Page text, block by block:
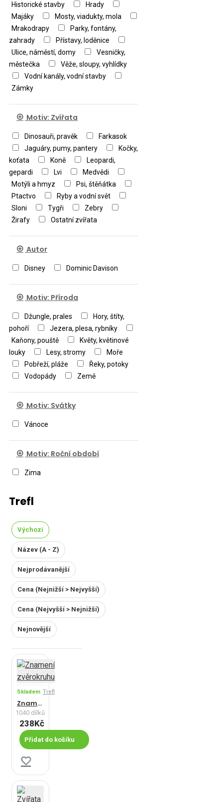
Historické stavby
Hrady
Majáky
Mosty, viadukty, mola
Mrakodrapy
Parky, fontány,
zahrady
Přístavy, loděnice
Ulice, náměstí, domy
Vesničky,
městečka
Věže, sloupy, vyhlídky
Vodní kanály, vodní stavby
Zámky
Motiv: Zvířata
Dinosauři, pravěk
Farkasok
Jaguáry, pumy, pantery
Kočky,
koťata
Koně
Leopardi,
gepardi
Lvi
Medvědi
Motýli a hmyz
Psi, štěňátka
Ptactvo
Ryby a vodní svět
Sloni
Tygři
Zebry
Žirafy
Ostatní zvířata
Autor
Disney Dominic Davison
Motiv: Příroda
Džungle, prales
Hory, štíty,
pohoří
Jezera, plesa, rybníky
Kaňony, pouště
Květy, květinové
louky
Lesy, stromy
Moře
Pobřeží, pláže
Řeky, potoky
Vodopády
Země
Motiv: Svátky
Vánoce
Motiv: Roční období
Zima
Trefl
Výchozí
Název (A - Z)
Nejprodávanější
Cena (Nejnižší > Nejvyšší)
Cena (Nejvyšší > Nejnižší)
Nejnovější
Skladem Trefl
Znamení zvěrokruhu
1040 dílků
238Kč
Přidat do košíku